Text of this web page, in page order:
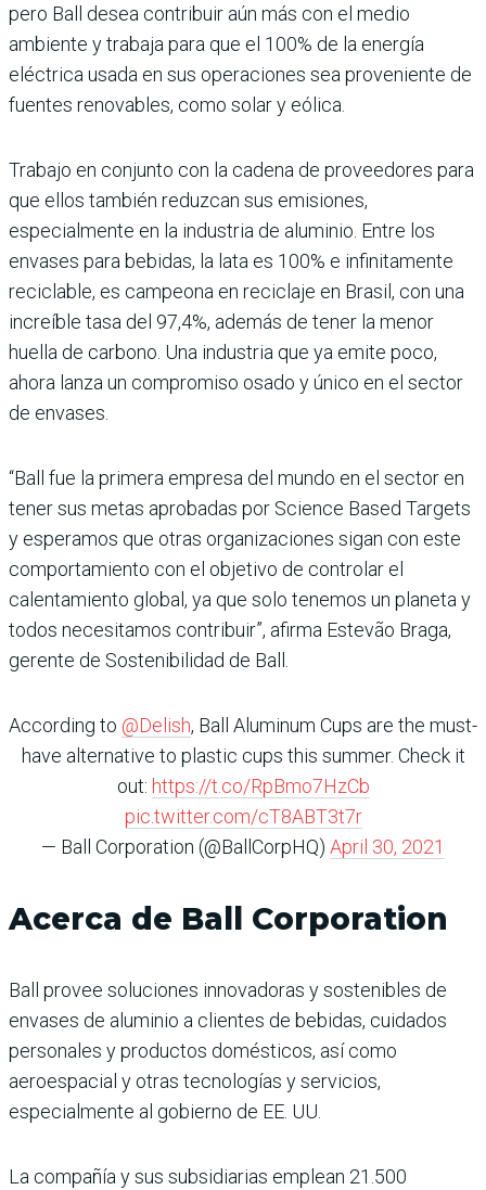
pero Ball desea contribuir aún más con el medio
ambiente y trabaja para que el 100% de la energía
eléctrica usada en sus operaciones sea proveniente de
fuentes renovables, como solar y eólica.
Trabajo en conjunto con la cadena de proveedores para
que ellos también reduzcan sus emisiones,
especialmente en la industria de aluminio. Entre los
envases para bebidas, la lata es 100% e infinitamente
reciclable, es campeona en reciclaje en Brasil, con una
increíble tasa del 97,4%, además de tener la menor
huella de carbono. Una industria que ya emite poco,
ahora lanza un compromiso osado y único en el sector
de envases.
“Ball fue la primera empresa del mundo en el sector en
tener sus metas aprobadas por Science Based Targets
y esperamos que otras organizaciones sigan con este
comportamiento con el objetivo de controlar el
calentamiento global, ya que solo tenemos un planeta y
todos necesitamos contribuir”, afirma Estevão Braga,
gerente de Sostenibilidad de Ball.
According to @Delish, Ball Aluminum Cups are the must-
have alternative to plastic cups this summer. Check it
out: https://t.co/RpBmo7HzCb
pic.twitter.com/cT8ABT3t7r
— Ball Corporation (@BallCorpHQ) April 30, 2021
Acerca de Ball Corporation
Ball provee soluciones innovadoras y sostenibles de
envases de aluminio a clientes de bebidas, cuidados
personales y productos domésticos, así como
aeroespacial y otras tecnologías y servicios,
especialmente al gobierno de EE. UU.
La compañía y sus subsidiarias emplean 21.500